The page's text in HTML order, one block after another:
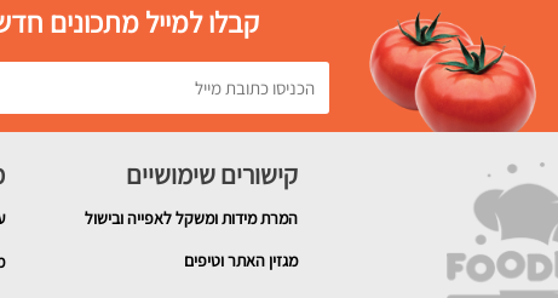
קבלו למייל מתכונים
קישורים שימושיים
המרת מידות ומשקל לאפייה ובישול
מגזין האתר וטיפים